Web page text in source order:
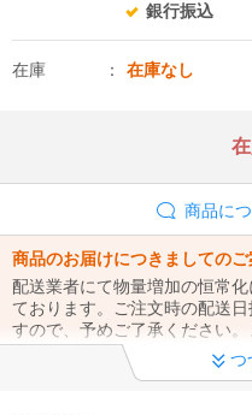
銀行振込
在庫 在庫なし
商品に
商品のお届けにつきましてのご
配送業者にて物量増加の恒常
ております。ご注文時の配送
すので、予めご了承ください
いいたします。
つ